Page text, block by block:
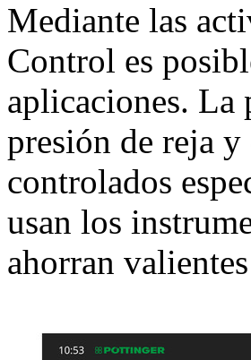
Mediante las
Control es
aplicaciones. La
presión de reja
controlados
usan los
ahorran